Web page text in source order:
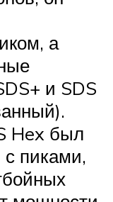
а
и SDS
Hex был
с пиками,